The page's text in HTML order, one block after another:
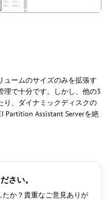
ュームのサイズのみを拡張す
理で十分です。しかし、他の3
り、ダイナミックディスクの
Partition Assistant Serverを絶
さい。
か？貴重なご意見ありが